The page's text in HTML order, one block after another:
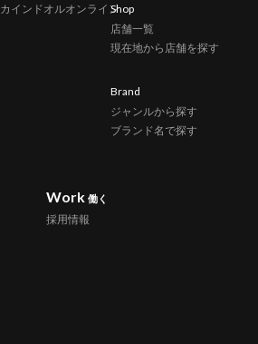
カインドオルオンラインShop
店舗一覧
現在地から店舗を探す
Brand
ジャンルから探す
ブランド名で探す
Work 働く
採用情報